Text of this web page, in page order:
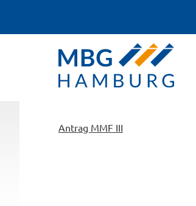
Antrag MMF III